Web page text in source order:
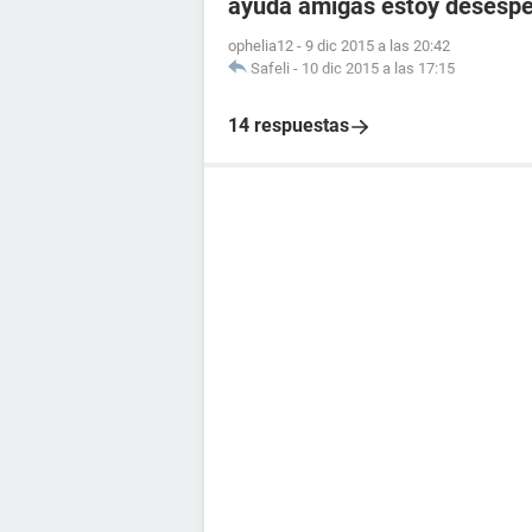
ayuda amigas estoy
ophelia12 - 9 dic 2015 a las 20:42
Safeli - 10 dic 2015 a las 17:15
14 respuestas